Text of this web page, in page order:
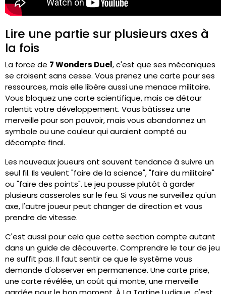
Lire une partie sur plusieurs axes à
la fois
La force de 7 Wonders Duel, c'est que ses mécaniques
se croisent sans cesse. Vous prenez une carte pour ses
ressources, mais elle libère aussi une menace militaire.
Vous bloquez une carte scientifique, mais ce détour
ralentit votre développement. Vous bâtissez une
merveille pour son pouvoir, mais vous abandonnez un
symbole ou une couleur qui auraient compté au
décompte final.
Les nouveaux joueurs ont souvent tendance à suivre un
seul fil. Ils veulent "faire de la science", "faire du militaire"
ou "faire des points". Le jeu pousse plutôt à garder
plusieurs casseroles sur le feu. Si vous ne surveillez qu'un
axe, l'autre joueur peut changer de direction et vous
prendre de vitesse.
C'est aussi pour cela que cette section compte autant
dans un guide de découverte. Comprendre le tour de jeu
ne suffit pas. Il faut sentir ce que le système vous
demande d'observer en permanence. Une carte prise,
une carte révélée, un coût qui monte, une merveille